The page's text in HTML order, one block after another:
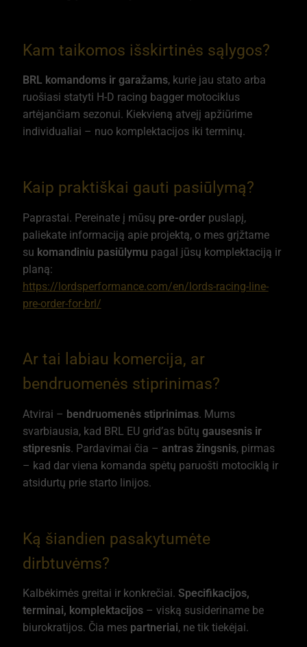
Kam taikomos išskirtinės sąlygos?
BRL komandoms ir garažams, kurie jau stato arba
ruošiasi statyti H-D racing bagger motociklus
artėjančiam sezonui. Kiekvieną atvejį apžiūrime
individualiai – nuo komplektacijos iki terminų.
Kaip praktiškai gauti pasiūlymą?
Paprastai. Pereinate į mūsų pre-orderpuslapį,
paliekate informaciją apie projektą, o mes grįžtame
su komandiniu pasiūlymu pagal jūsų komplektaciją ir
planą:
https://lordsperformance.com/en/lords-racing-line-
pre-order-for-brl/
Ar tai labiau komercija, ar
bendruomenės stiprinimas?
Atvirai – bendruomenės stiprinimas. Mums
svarbiausia, kad BRL EU grid’as būtų gausesnis ir
stipresnis. Pardavimai čia – antras žingsnis, pirmas
– kad dar viena komanda spėtų paruošti motociklą ir
atsidurtų prie starto linijos.
Ką šiandien pasakytumėte
dirbtuvėms?
Kalbėkimės greitai ir konkrečiai. Specifikacijos,
terminai, komplektacijos– viską susideriname be
biurokratijos. Čia mes partneriai, ne tik tiekėjai.